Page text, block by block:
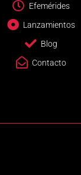
Efemérides
Lanzamientos
Blog
Contacto